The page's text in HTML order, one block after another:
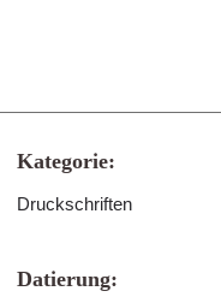
Kategorie:
Druckschriften
Datierung: